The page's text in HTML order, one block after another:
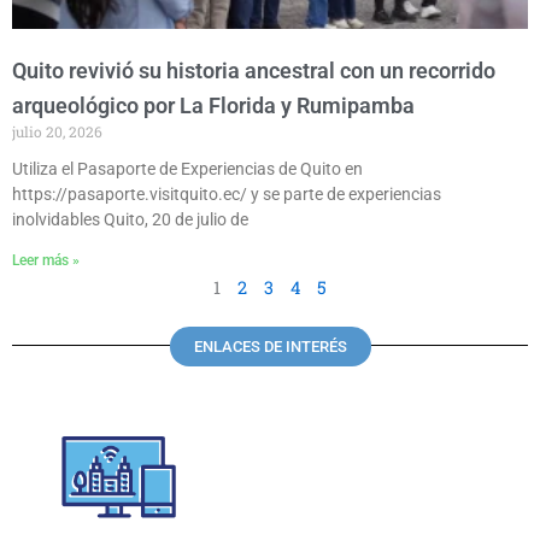
Quito revivió su historia ancestral con un recorrido
arqueológico por La Florida y Rumipamba
julio 20, 2026
Utiliza el Pasaporte de Experiencias de Quito en
https://pasaporte.visitquito.ec/ y se parte de experiencias
inolvidables Quito, 20 de julio de
Leer más »
1 2 3 4 5
ENLACES DE INTERÉS